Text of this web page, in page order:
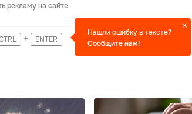
рекламу на сайте
+ ENTER
Нашли ошибку в тексте?
Сообщите нам!